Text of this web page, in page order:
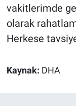
vakitlerimde
olarak
Herkese
Kaynak: DHA